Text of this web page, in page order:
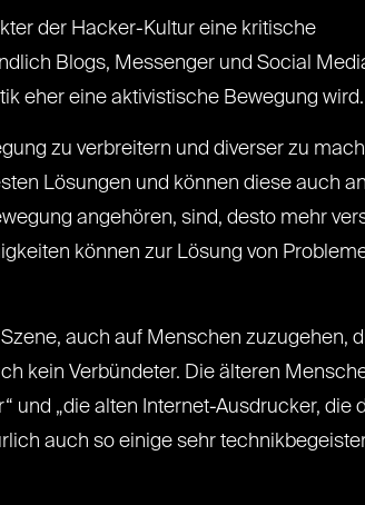
der Hacker-Kultur eine kritische
Blogs, Messenger und Social
eher eine aktivistische Bewegung wird.
zu verbreitern und diverser zu
Lösungen und können diese auch an
angehören, sind, desto mehr
können zur Lösung von
auch auf Menschen zuzugehen,
kein Verbündeter. Die älteren
und „die alten Internet-Ausdrucker, die
auch so einige sehr